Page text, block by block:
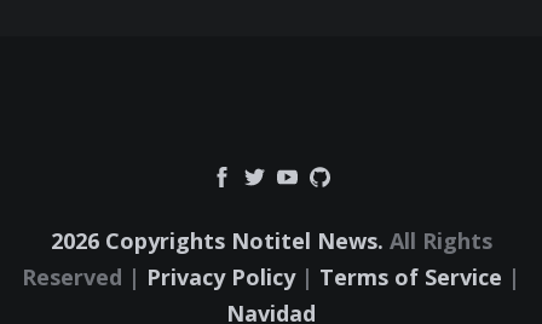
2026 Copyrights Notitel News. All Rights
Reserved | Privacy Policy| Terms of Service |
Navidad